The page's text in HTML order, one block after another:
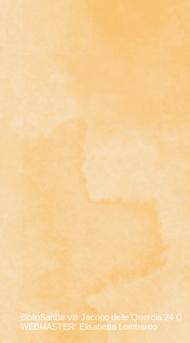
BiblioSanBe via Jacopo delle Quercia 24 C
WEBMASTER: Elisabetta Lombardo